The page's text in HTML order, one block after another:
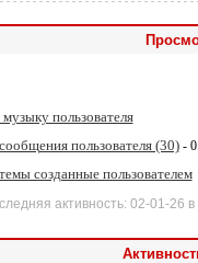
пользователя
пользователя (30)-
созданные пользователем
активность: 02-01-26 в